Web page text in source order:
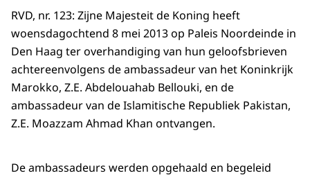
RVD, nr. 123: Zijne Majesteit de Koning heeft
woensdagochtend 8 mei 2013 op Paleis Noordeinde in
Den Haag ter overhandiging van hun geloofsbrieven
achtereenvolgens de ambassadeur van het Koninkrijk
Marokko, Z.E. Abdelouahab Bellouki, en de
ambassadeur van de Islamitische Republiek Pakistan,
Z.E. Moazzam Ahmad Khan ontvangen.
De ambassadeurs werden opgehaald en begeleid